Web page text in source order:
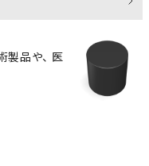
製品や、 医